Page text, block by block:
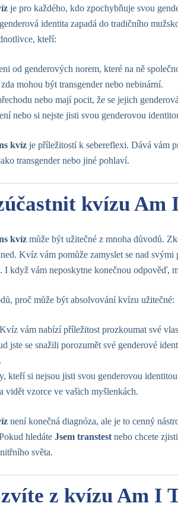
je pro každého, kdo zpochybňuje svou
identita zapadá do tradičního
kteří:
od genderových norem, které na ně
mohou být transgender nebo nebinární.
nebo mají pocit, že se jejich
nebo si nejste jisti svou genderovou
kvíz je příležitostí k sebereflexi. Dává vám
transgender nebo jiné pohlaví.
kvízu Am
kvíz může být užitečné z mnoha důvodů.
Kvíz vám pomůže zamyslet se nad
I když vám neposkytne konečnou odpověď,
proč může být absolvování kvízu užitečné:
vám nabízí příležitost prozkoumat své
jste se snažili porozumět své genderové
kteří si nejsou jisti svou genderovou
vidět vzorce ve vašich myšlenkách.
není konečná diagnóza, ale je to cenný
hledáte Jsem transtest nebo chcete
světa.
z kvízu Am I